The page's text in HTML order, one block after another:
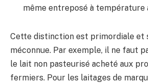
même entreposé à température
Cette distinction est primordiale et
méconnue. Par exemple, il ne faut
le lait non pasteurisé acheté aux
fermiers. Pour les laitages de